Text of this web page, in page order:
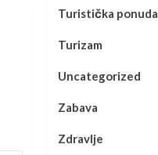
Turistička ponuda
Turizam
Uncategorized
Zabava
Zdravlje